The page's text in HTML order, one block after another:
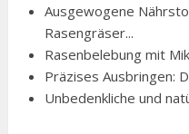
Ausgewogene
Rasengräser...
Rasenbelebung mit
Präzises Ausbringen:
Unbedenkliche und